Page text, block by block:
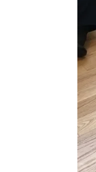
角
し
さ
つ
『
で